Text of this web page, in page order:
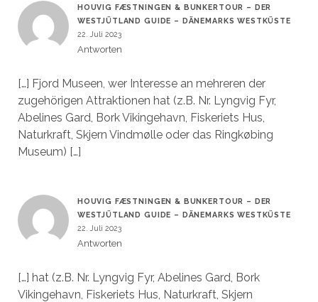
HOUVIG FÆSTNINGEN & BUNKERTOUR – DER
WESTJÜTLAND GUIDE – DÄNEMARKS WESTKÜSTE
22. Juli 2023
Antworten
[…] Fjord Museen, wer Interesse an mehreren der
zugehörigen Attraktionen hat (z.B. Nr. Lyngvig Fyr,
Abelines Gard, Bork Vikingehavn, Fiskeriets Hus,
Naturkraft, Skjern Vindmølle oder das Ringkøbing
Museum) […]
HOUVIG FÆSTNINGEN & BUNKERTOUR – DER
WESTJÜTLAND GUIDE – DÄNEMARKS WESTKÜSTE
22. Juli 2023
Antworten
[…] hat (z.B. Nr. Lyngvig Fyr, Abelines Gard, Bork
Vikingehavn, Fiskeriets Hus, Naturkraft, Skjern